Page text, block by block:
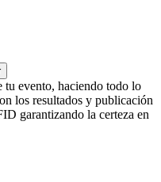
tu evento, haciendo todo lo
los resultados y publicación
garantizando la certeza en